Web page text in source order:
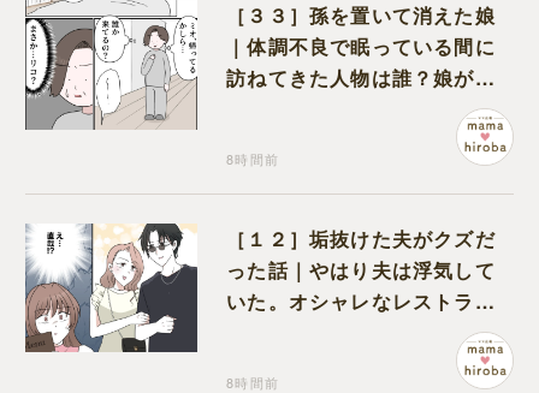
［３３］孫を置いて消えた娘
｜体調不良で眠っている間に
訪ねてきた人物は誰？娘が戻
ってきたのかと不安になる
8時間前
［１２］垢抜けた夫がクズだ
った話｜やはり夫は浮気して
いた。オシャレなレストラン
8時間前